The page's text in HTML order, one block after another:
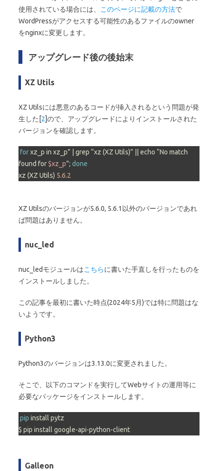
使用されている場合には、
このページに記載の方法で
WordPressがアクセスする可能性のあるファイルのowner
をnginxに変更します。
アップグレード後の後始末
XZ Utils
XZ Utilsには悪意のあるコードが挿入されるという問題が発
生した[2]ので、アップグレードによりインストールされた
バージョンを確認します。
for xz_p in xz_p” | grep “xz (XZ Utils)” || echo “No match
found for $xz_p”; done
xz (XZ Utils) 5.6.2
XZ Utilsのバージョンが5.6.0, 5.6.1以外のバージョンであれ
ば問題はありません。
nuc_led
nuc_ledモジュールはこちらに書いた手直しを行ったものを
インストールしました。
この記事を最初に書いた時点(2024年5月)では特に問題はな
いようです。
Python3
Python3のバージョンは3.13.0に変更されました。
そこで、以下のコマンドを実行してWebサイトの運用等に
必要なパッケージをインストールします。
pip install pytz
$ pip install google-api-python-client
Galleon